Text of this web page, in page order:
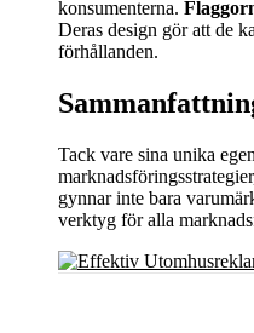
konsumenterna.
Deras design gör att de
förhållanden.
Tack vare sina unika
gynnar inte bara
verktyg för alla